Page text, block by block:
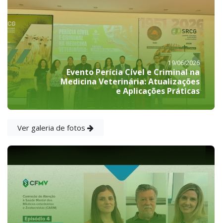
19/06/2026
Evento Perícia Cível e Criminal na
Medicina Veterinária: Atualizações
e Aplicações Práticas
Ver galeria de fotos